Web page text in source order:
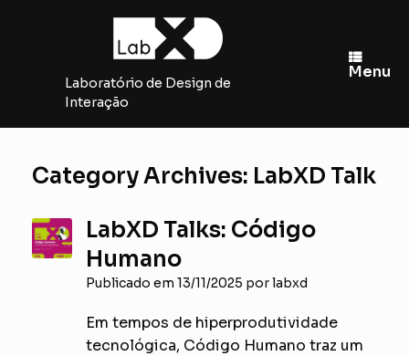
Laboratório de Design de
Interação
Menu
Category Archives: LabXD Talk
LabXD Talks: Código
Humano
Publicado em 13/11/2025 porlabxd
Em tempos de hiperprodutividade
tecnológica, Código Humano traz um